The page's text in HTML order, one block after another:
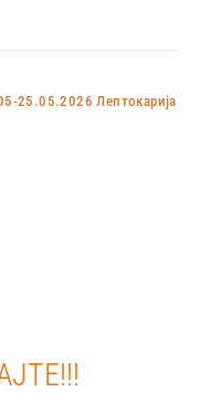
25.05.2026 Лептокарија